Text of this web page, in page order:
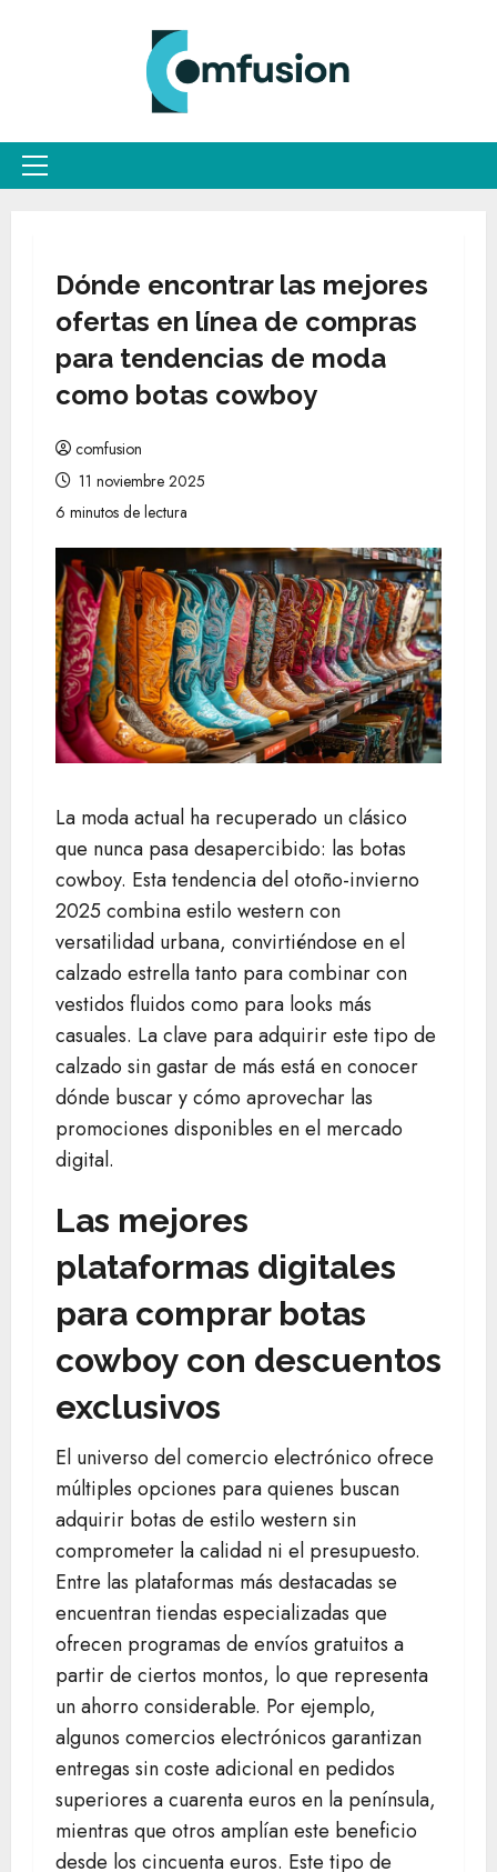
Menú
Dónde encontrar las mejores
ofertas en línea de compras
para tendencias de moda
como botas cowboy
comfusion
11 noviembre 2025
6 minutos de lectura
La moda actual ha recuperado un clásico
que nunca pasa desapercibido: las botas
cowboy. Esta tendencia del otoño-invierno
2025 combina estilo western con
versatilidad urbana, convirtiéndose en el
calzado estrella tanto para combinar con
vestidos fluidos como para looks más
casuales. La clave para adquirir este tipo de
calzado sin gastar de más está en conocer
dónde buscar y cómo aprovechar las
promociones disponibles en el mercado
digital.
Las mejores
plataformas digitales
para comprar botas
cowboy con descuentos
exclusivos
El universo del comercio electrónico ofrece
múltiples opciones para quienes buscan
adquirir botas de estilo western sin
comprometer la calidad ni el presupuesto.
Entre las plataformas más destacadas se
encuentran tiendas especializadas que
ofrecen programas de envíos gratuitos a
partir de ciertos montos, lo que representa
un ahorro considerable. Por ejemplo,
algunos comercios electrónicos garantizan
entregas sin coste adicional en pedidos
superiores a cuarenta euros en la península,
mientras que otros amplían este beneficio
desde los cincuenta euros. Este tipo de